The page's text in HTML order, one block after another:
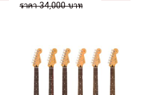
ราคา 34,000 บาท